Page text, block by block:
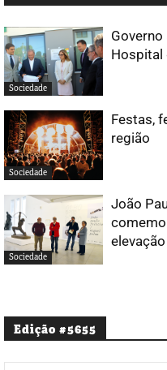
Sociedade
Governo
Hospital
Sociedade
Festas,
região
Sociedade
João
Edição #5655